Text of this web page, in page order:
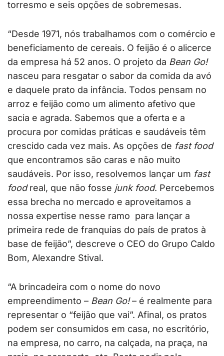
torresmo e seis opções de sobremesas.
“Desde 1971, nós trabalhamos com o comércio e
beneficiamento de cereais. O feijão é o alicerce
da empresa há 52 anos. O projeto da Bean Go!
nasceu para resgatar o sabor da comida da avó
e daquele prato da infância. Todos pensam no
arroz e feijão como um alimento afetivo que
sacia e agrada. Sabemos que a oferta e a
procura por comidas práticas e saudáveis têm
crescido cada vez mais. As opções de fast food
que encontramos são caras e não muito
saudáveis. Por isso, resolvemos lançar um fast
foodreal, que não fosse junk food. Percebemos
essa brecha no mercado e aproveitamos a
nossa expertise nesse ramo para lançar a
primeira rede de franquias do país de pratos à
base de feijão”, descreve o CEO do Grupo Caldo
Bom, Alexandre Stival.
“A brincadeira com o nome do novo
empreendimento – Bean Go!– é realmente para
representar o “feijão que vai”. Afinal, os pratos
podem ser consumidos em casa, no escritório,
na empresa, no carro, na calçada, na praça, na